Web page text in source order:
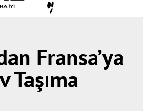
Fransa’ya
Taşıma